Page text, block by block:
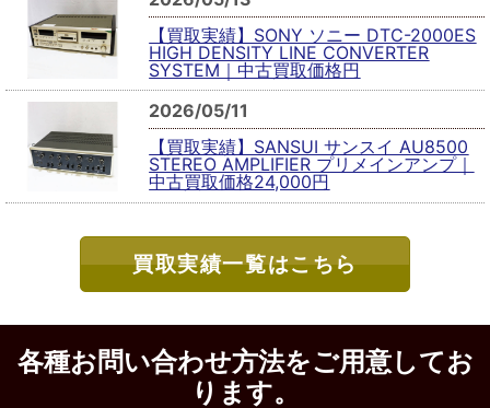
【買取実績】SONY ソニー DTC-2000ES
HIGH DENSITY LINE CONVERTER
SYSTEM｜中古買取価格円
2026/05/11
【買取実績】SANSUI サンスイ AU8500
STEREO AMPLIFIER プリメインアンプ｜
中古買取価格24,000円
買取実績一覧はこちら
各種お問い合わせ方法をご用意してお
ります。